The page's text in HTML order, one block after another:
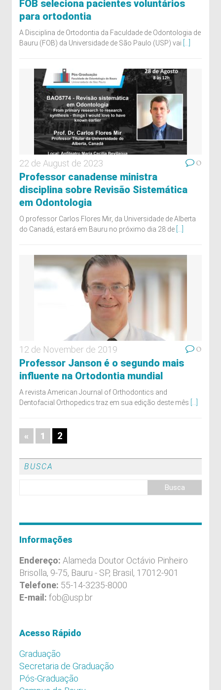
FOB seleciona pacientes voluntários
para ortodontia
A Disciplina de Ortodontia da Faculdade de Odontologia de
Bauru (FOB) da Universidade de São Paulo (USP) vai
22 de August de 2023 0
Professor canadense ministra
disciplina sobre Revisão Sistemática
em Odontologia
O professor Carlos Flores Mir, da Universidade de Alberta
do Canadá, estará em Bauru no próximo dia 28 de
12 de November de 2019 0
Professor Janson é o segundo mais
influente na Ortodontia mundial
A revista American Journal of Orthodontics and
Dentofacial Orthopedics traz em sua edição deste mês
« 1 2
BUSCA
Informações
Endereço: Alameda Doutor Octávio Pinheiro
Brisolla, 9-75, Bauru - SP, Brasil, 17012-901
Telefone: 55-14-3235-8000
E-mail: fob@usp.br
Acesso Rápido
Graduação
Secretaria de Graduação
Pós-Graduação